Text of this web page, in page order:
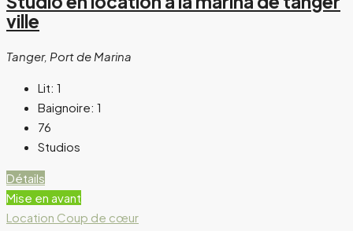
ville
Tanger, Port de Marina
Lit: 1
Baignoire: 1
76
Studios
Détails
Mise en avant
Location Coup de cœur